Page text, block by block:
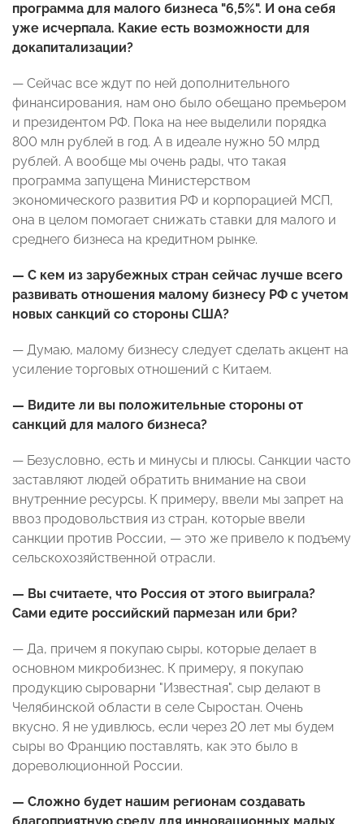
программа для малого бизнеса "6,5%". И она себя
уже исчерпала. Какие есть возможности для
докапитализации?
— Сейчас все ждут по ней дополнительного
финансирования, нам оно было обещано премьером
и президентом РФ. Пока на нее выделили порядка
800 млн рублей в год. А в идеале нужно 50 млрд
рублей. А вообще мы очень рады, что такая
программа запущена Министерством
экономического развития РФ и корпорацией МСП,
она в целом помогает снижать ставки для малого и
среднего бизнеса на кредитном рынке.
— С кем из зарубежных стран сейчас лучше всего
развивать отношения малому бизнесу РФ с учетом
новых санкций со стороны США?
— Думаю, малому бизнесу следует сделать акцент на
усиление торговых отношений с Китаем.
— Видите ли вы положительные стороны от
санкций для малого бизнеса?
— Безусловно, есть и минусы и плюсы. Санкции часто
заставляют людей обратить внимание на свои
внутренние ресурсы. К примеру, ввели мы запрет на
ввоз продовольствия из стран, которые ввели
санкции против России, — это же привело к подъему
сельскохозяйственной отрасли.
— Вы считаете, что Россия от этого выиграла?
Сами едите российский пармезан или бри?
— Да, причем я покупаю сыры, которые делает в
основном микробизнес. К примеру, я покупаю
продукцию сыроварни "Известная", сыр делают в
Челябинской области в селе Сыростан. Очень
вкусно. Я не удивлюсь, если через 20 лет мы будем
сыры во Францию поставлять, как это было в
дореволюционной России.
— Сложно будет нашим регионам создавать